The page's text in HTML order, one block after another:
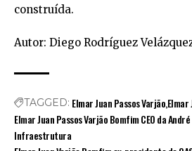
construída.
Autor: Diego Rodríguez
TAGGED: Elmar Juan Passos VarjãoElmar
Elmar Juan Passos Varjão Bomfim CEO da
Infraestrutura